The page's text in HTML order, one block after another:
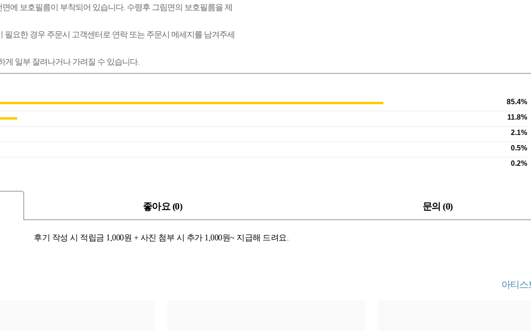
에 보호필름이 부착되어 있습니다. 수령후 그림면의 보호필름을 제
요한 경우 주문시 고객센터로 연락 또는 주문시 메세지를 남겨주세
게 일부 잘려나거나 가려질 수 있습니다.
85.4%
11.8%
2.1%
0.5%
0.2%
좋아요 (0) 문의 (0)
후기 작성 시 적립금 1,000원 + 사진 첨부 시 추가 1,000원~ 지급해 드려요.
아티스